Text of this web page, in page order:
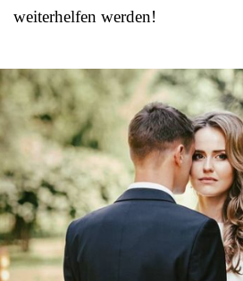
weiterhelfen werden!